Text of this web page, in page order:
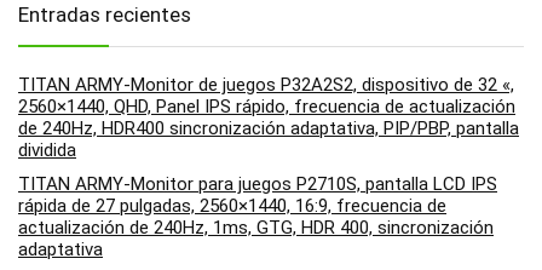
Entradas recientes
TITAN ARMY-Monitor de juegos P32A2S2, dispositivo de 32 «,
2560×1440, QHD, Panel IPS rápido, frecuencia de actualización
de 240Hz, HDR400 sincronización adaptativa, PIP/PBP, pantalla
dividida
TITAN ARMY-Monitor para juegos P2710S, pantalla LCD IPS
rápida de 27 pulgadas, 2560×1440, 16:9, frecuencia de
actualización de 240Hz, 1ms, GTG, HDR 400, sincronización
adaptativa